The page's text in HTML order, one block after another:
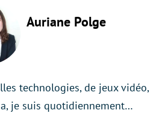
Auriane Polge
technologies, de jeux vidéo,
je suis quotidiennement…